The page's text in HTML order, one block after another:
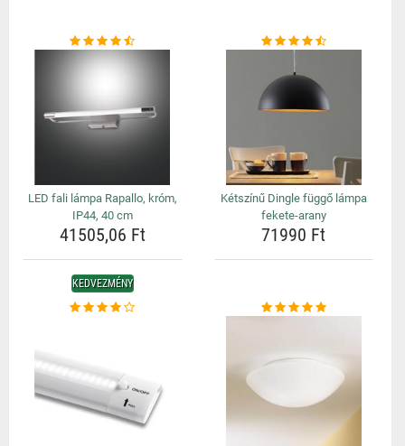
LED fali lámpa Rapallo, króm,
IP44, 40 cm
41505,06 Ft
Kétszínű Dingle függő lámpa
fekete-arany
71990 Ft
KEDVEZMÉNY